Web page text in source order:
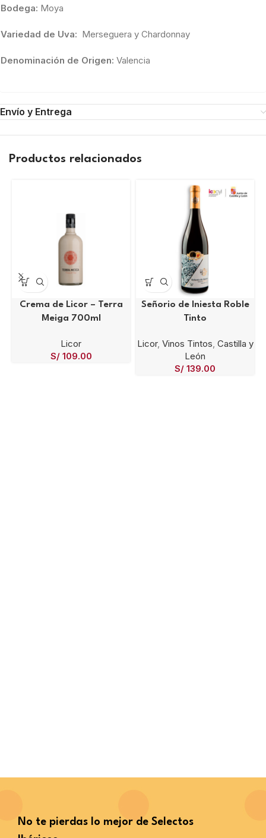
Bodega: Moya
Variedad de Uva: Merseguera y Chardonnay
Denominación de Origen: Valencia
Envío y Entrega
Productos relacionados
Crema de Licor – Terra
Meiga 700ml
Licor
S/109.00
Señorio de Iniesta Roble
Tinto
Licor, Vinos Tintos, Castilla y
León
S/ 139.00
No te pierdas lo mejor de Selectos